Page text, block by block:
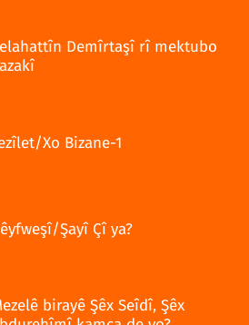
Demîrtaşî rî mektubo
Xo Bizane-1
Şayî Çî ya?
birayê Şêx Seîdî, Şêx